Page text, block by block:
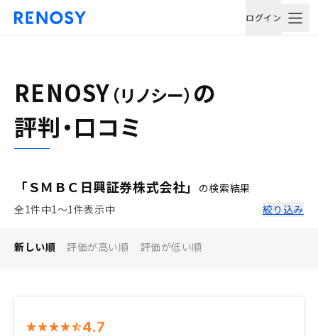
ログイン
RENOSY （リノシー） の
評判・口コミ
「ＳＭＢＣ日興証券株式会社」
の検索結果
全1件中1〜1件表示中
絞り込み
新しい順 評価が高い順 評価が低い順
4.7